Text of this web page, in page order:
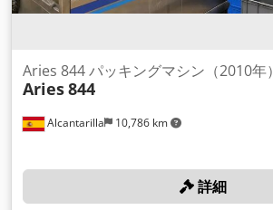
Alcantarilla 10,786 km
Aries 844 パッキングマシン（2010年）
Aries844
詳細